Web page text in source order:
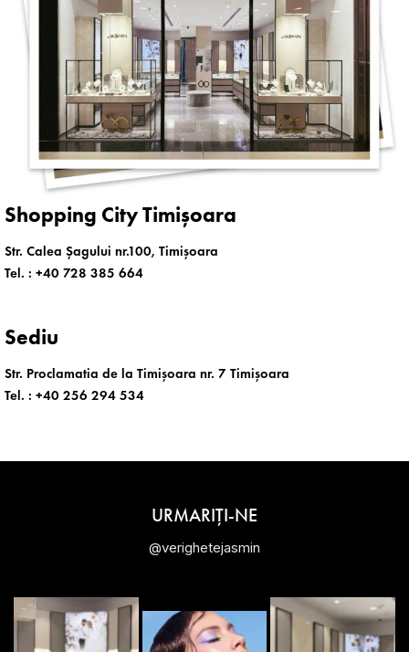
Shopping City Timișoara
Str. Calea Șagului nr.100, Timișoara
Tel. : +40 728 385 664
Sediu
Str. Proclamatia de la Timișoara nr. 7 Timișoara
Tel. : +40 256 294 534
URMARIȚI-NE
@verighetejasmin